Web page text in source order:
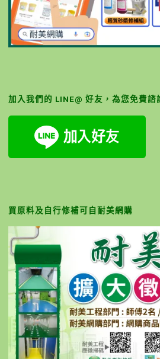
加入我們的 LINE@ 好友，為您免費諮
買原料及自行修補可自耐美網購